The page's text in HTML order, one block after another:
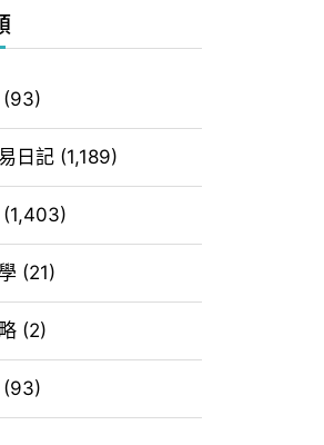
(93)
日記 (1,189)
(1,403)
(21)
(2)
(93)